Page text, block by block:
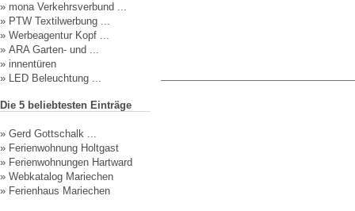
» mona Verkehrsverbund ...
» PTW Textilwerbung ...
» Werbeagentur Kopf ...
» ARA Garten- und ...
» innentüren
» LED Beleuchtung ...
Die 5 beliebtesten Einträge
» Gerd Gottschalk ...
» Ferienwohnung Holtgast
» Ferienwohnungen Hartward
» Webkatalog Mariechen
» Ferienhaus Mariechen